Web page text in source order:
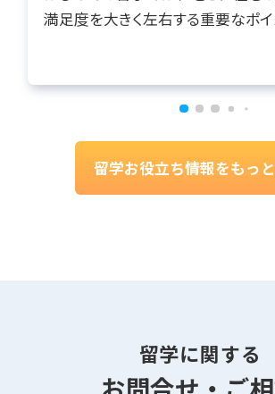
満足度を大きく左右する重要なポイ
留学お役立ち情報をもっ
留学に関する